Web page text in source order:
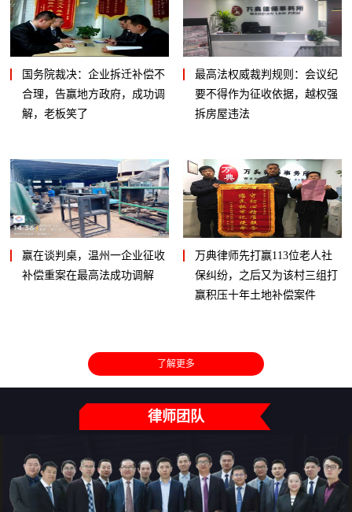
国务院裁决：企业拆迁补偿不
合理，告赢地方政府，成功调
解，老板笑了
最高法权威裁判规则：会议纪
要不得作为征收依据，越权强
拆房屋违法
赢在谈判桌，温州一企业征收
补偿重案在最高法成功调解
万典律师先打赢113位老人社
保纠纷，之后又为该村三组打
赢积压十年土地补偿案件
了解更多
律师团队